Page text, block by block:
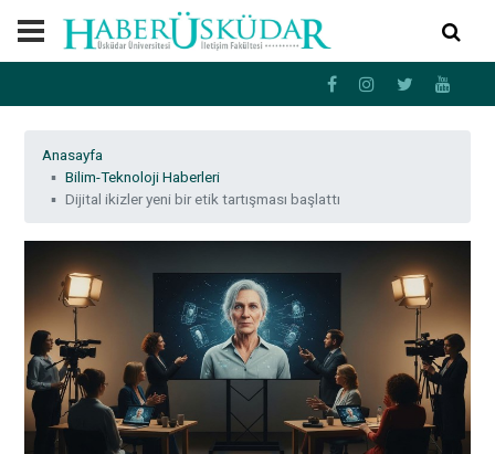
Anasayfa
Bilim-Teknoloji Haberleri
Dijital ikizler yeni bir etik tartışması başlattı